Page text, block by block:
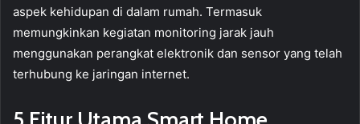
aspek kehidupan di dalam rumah. Termasuk
memungkinkan kegiatan monitoring jarak jauh
menggunakan perangkat elektronik dan sensor yang telah
terhubung ke jaringan internet.